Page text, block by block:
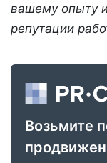
вашему опыту
репутации
Возьмите